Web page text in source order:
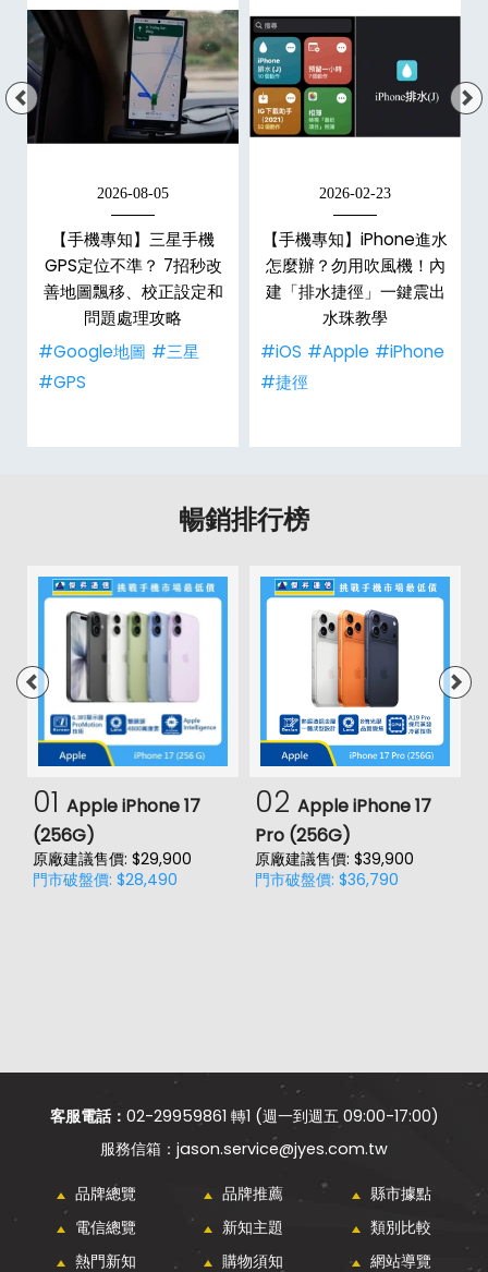
2026-08-05
【手機專知】三星手機
GPS定位不準？ 7招秒改
善地圖飄移、校正設定和
問題處理攻略
#Google地圖 #三星
#GPS
2026-02-23
【手機專知】iPhone進水
怎麼辦？勿用吹風機！內
建「排水捷徑」一鍵震出
水珠教學
#iOS #Apple #iPhone
#捷徑
暢銷排行榜
01 Apple iPhone 17
(256G)
原廠建議售價: $29,900
門市破盤價: $28,490
02 Apple iPhone 17
Pro (256G)
原廠建議售價: $39,900
門市破盤價: $36,790
客服電話： 02-29959861 轉1 (週一到週五 09:00-17:00)
jason.service@jyes.com.tw
品牌總覽 品牌推薦
縣市據點
電信總覽
新知主題
類別比較
熱門新知
購物須知 網站導覽